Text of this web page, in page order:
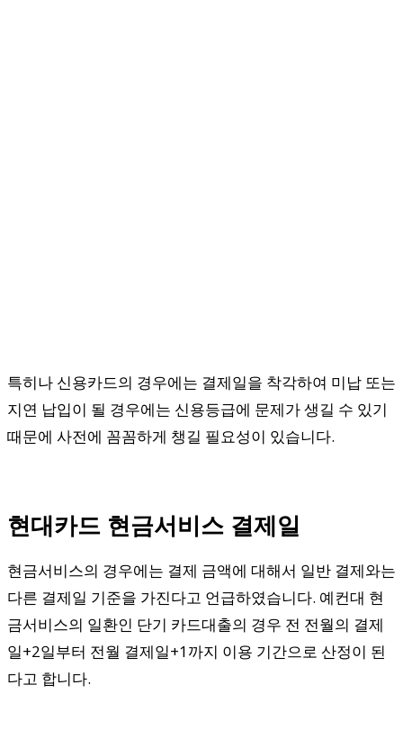
특히나 신용카드의 경우에는 결제일을 착각하여 미납 또는
지연 납입이 될 경우에는 신용등급에 문제가 생길 수 있기
때문에 사전에 꼼꼼하게 챙길 필요성이 있습니다.
현대카드 현금서비스 결제일
현금서비스의 경우에는 결제 금액에 대해서 일반 결제와는
다른 결제일 기준을 가진다고 언급하였습니다. 예컨대 현
금서비스의 일환인 단기 카드대출의 경우 전 전월의 결제
일+2일부터 전월 결제일+1까지 이용 기간으로 산정이 된
다고 합니다.